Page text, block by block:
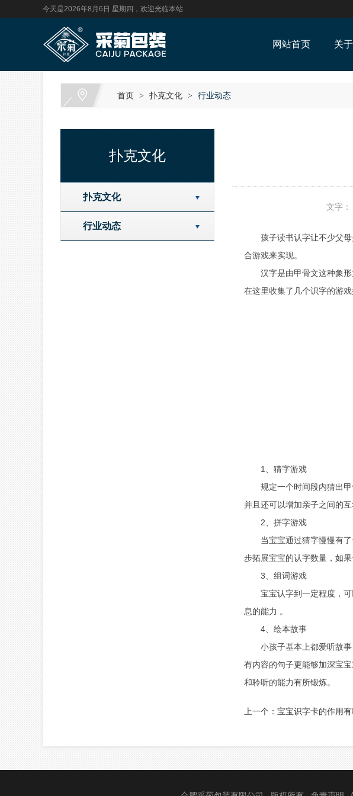
今天是2026年8月6日 星期四，欢迎光临本站
网站首页 关
首页 > 扑克文化 > 行业动态
扑克文化
扑克文化
行业动态
文字：
孩子读书认字让不少父母
合游戏来实现。
汉字是由甲骨文这种象形
在这里收集了几个识字的游戏
1、猜字游戏
规定一个时间段内猜出甲
并且还可以增加亲子之间的
2、拼字游戏
当宝宝通过猜字慢慢有了
步拓展宝宝的认字数量，如
3、组词游戏
宝宝认字到一定程度，可
息的能力 。
4、绘本故事
小孩子基本上都爱听故事
有内容的句子更能够加深宝
和聆听的能力有所锻炼。
上一个： 宝宝识字卡的作用